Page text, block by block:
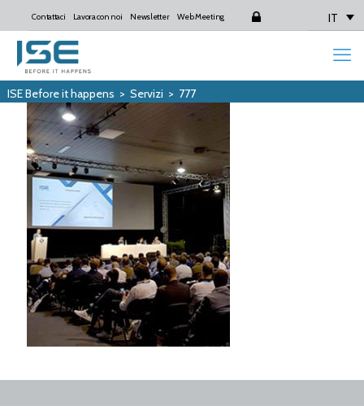
Contattaci Lavora con noi Newsletter Web Meeting IT
ISE Before it happens > Servizi > 777